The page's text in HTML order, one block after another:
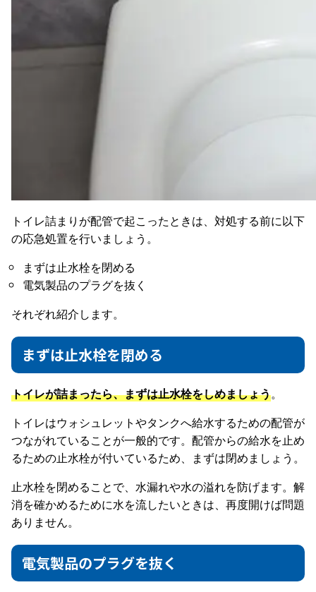
トイレ詰まりが配管で起こったときは、対処する前に以下
の応急処置を行いましょう。
まずは止水栓を閉める
電気製品のプラグを抜く
それぞれ紹介します。
まずは止水栓を閉める
トイレが詰まったら、まずは止水栓をしめましょう。
トイレはウォシュレットやタンクへ給水するための配管が
つながれていることが一般的です。配管からの給水を止め
るための止水栓が付いているため、まずは閉めましょう。
止水栓を閉めることで、水漏れや水の溢れを防げます。解
消を確かめるために水を流したいときは、再度開けば問題
ありません。
電気製品のプラグを抜く